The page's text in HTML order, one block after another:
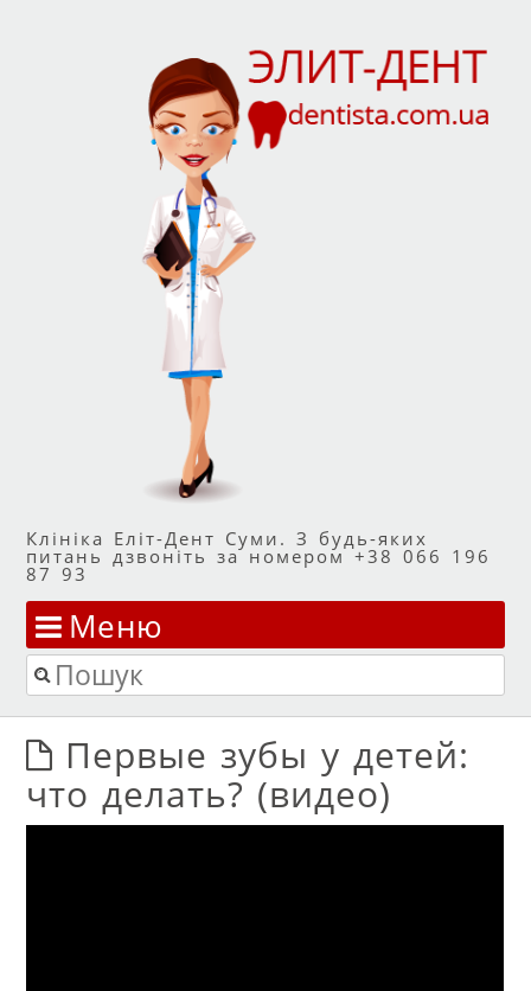
Клініка Еліт-Дент Суми. З будь-яких
питань дзвоніть за номером +38 066 196
87 93
Меню
Перейти до змісту
Пошук
Первые зубы у детей:
что делать? (видео)